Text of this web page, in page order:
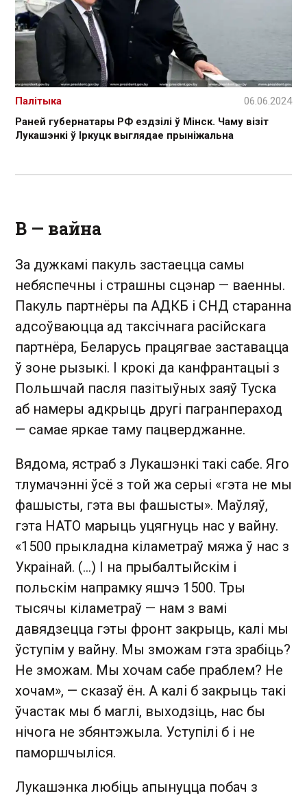
Раней губернатары РФ ездзілі ў Мінск. Чаму візіт
Лукашэнкі ў Іркуцк выглядае прыніжальна
Палітыка 06.06.2024
В — вайна
За дужкамі пакуль застаецца самы
небяспечны і страшны сцэнар — ваенны.
Пакуль партнёры па АДКБ і СНД старанна
адсоўваюцца ад таксічнага расійскага
партнёра, Беларусь працягвае заставацца
ў зоне рызыкі. І крокі да канфрантацыі з
Польшчай пасля пазітыўных заяў Туска
аб намеры адкрыць другі пагранпераход
— самае яркае таму пацверджанне.
Вядома, ястраб з Лукашэнкі такі сабе. Яго
тлумачэнні ўсё з той жа серыі «гэта не мы
фашысты, гэта вы фашысты». Маўляў,
гэта НАТО марыць уцягнуць нас у вайну.
«1500 прыкладна кіламетраў мяжа ў нас з
Украінай. (...) І на прыбалтыйскім і
польскім напрамку яшчэ 1500. Тры
тысячы кіламетраў — нам з вамі
давядзецца гэты фронт закрыць, калі мы
ўступім у вайну. Мы зможам гэта зрабіць?
Не зможам. Мы хочам сабе праблем? Не
хочам», — сказаў ён. А калі б закрыць такі
ўчастак мы б маглі, выходзіць, нас бы
нічога не збянтэжыла. Уступілі б і не
паморшчыліся.
Лукашэнка любіць апынуцца побач з